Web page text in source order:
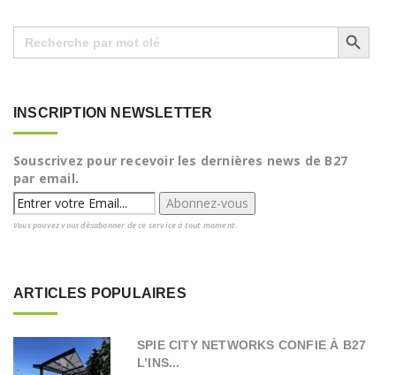
Search
for:
Search Button
INSCRIPTION NEWSLETTER
Souscrivez pour recevoir les dernières news de B27
par email.
Vous pouvez vous désabonner de ce service à tout moment.
ARTICLES POPULAIRES
SPIE CITY NETWORKS CONFIE À B27
L’INS...